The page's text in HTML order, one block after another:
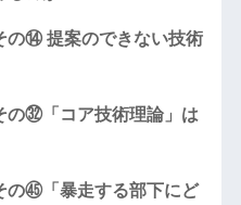
の⑭ 提案のできない技術
㉜「コア技術理論」は
の㊺「暴走する部下にど